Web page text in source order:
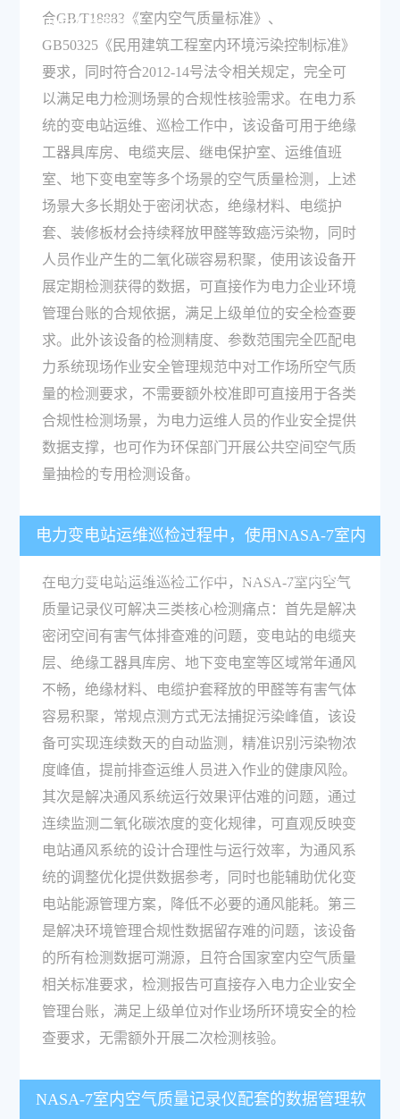
规性核验要求？
合GB/T18883《室内空气质量标准》、
GB50325《民用建筑工程室内环境污染控制标准》
要求，同时符合2012-14号法令相关规定，完全可
以满足电力检测场景的合规性核验需求。在电力系
统的变电站运维、巡检工作中，该设备可用于绝缘
工器具库房、电缆夹层、继电保护室、运维值班
室、地下变电室等多个场景的空气质量检测，上述
场景大多长期处于密闭状态，绝缘材料、电缆护
套、装修板材会持续释放甲醛等致癌污染物，同时
人员作业产生的二氧化碳容易积聚，使用该设备开
展定期检测获得的数据，可直接作为电力企业环境
管理台账的合规依据，满足上级单位的安全检查要
求。此外该设备的检测精度、参数范围完全匹配电
力系统现场作业安全管理规范中对工作场所空气质
量的检测要求，不需要额外校准即可直接用于各类
合规性检测场景，为电力运维人员的作业安全提供
数据支撑，也可作为环保部门开展公共空间空气质
量抽检的专用检测设备。
电力变电站运维巡检过程中，使用NASA-7室内
空气质量记录仪可以解决哪些实际检测痛点？
在电力变电站运维巡检工作中，NASA-7室内空气
质量记录仪可解决三类核心检测痛点：首先是解决
密闭空间有害气体排查难的问题，变电站的电缆夹
层、绝缘工器具库房、地下变电室等区域常年通风
不畅，绝缘材料、电缆护套释放的甲醛等有害气体
容易积聚，常规点测方式无法捕捉污染峰值，该设
备可实现连续数天的自动监测，精准识别污染物浓
度峰值，提前排查运维人员进入作业的健康风险。
其次是解决通风系统运行效果评估难的问题，通过
连续监测二氧化碳浓度的变化规律，可直观反映变
电站通风系统的设计合理性与运行效率，为通风系
统的调整优化提供数据参考，同时也能辅助优化变
电站能源管理方案，降低不必要的通风能耗。第三
是解决环境管理合规性数据留存难的问题，该设备
的所有检测数据可溯源，且符合国家室内空气质量
相关标准要求，检测报告可直接存入电力企业安全
管理台账，满足上级单位对作业场所环境安全的检
查要求，无需额外开展二次检测核验。
NASA-7室内空气质量记录仪配套的数据管理软